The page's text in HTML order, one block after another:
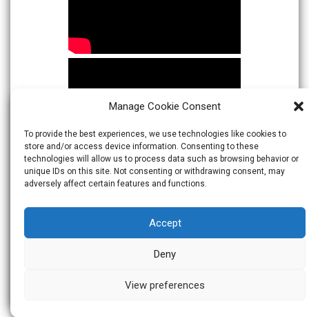
Manage Cookie Consent
To provide the best experiences, we use technologies like cookies to
store and/or access device information. Consenting to these
technologies will allow us to process data such as browsing behavior or
unique IDs on this site. Not consenting or withdrawing consent, may
adversely affect certain features and functions.
Accept
Deny
View preferences